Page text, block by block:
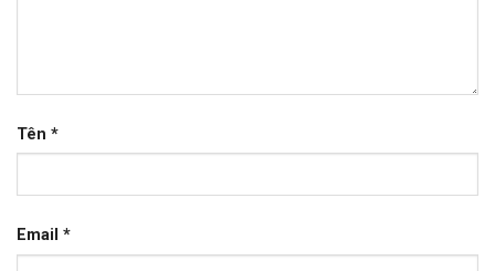
Tên *
Email *